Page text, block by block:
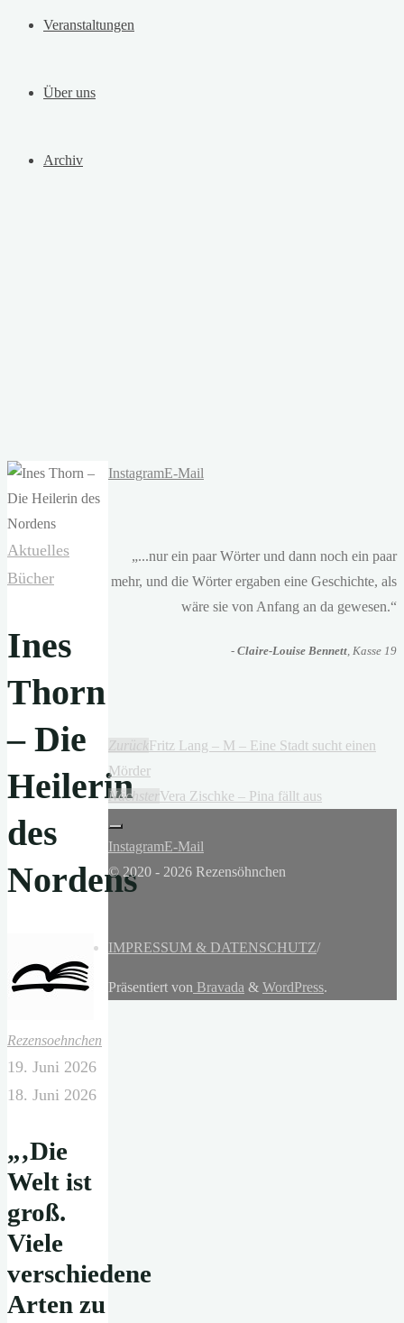
Veranstaltungen
Über uns
Archiv
Aktuelles
Bücher
Ines
Thorn
– Die
Heilerin
des
Nordens
Rezensoehnchen
19. Juni 2026
18. Juni 2026
„‚Die
Welt ist
groß.
Viele
verschiedene
Arten zu
InstagramE-Mail
„...nur ein paar Wörter und dann noch ein paar
mehr, und die Wörter ergaben eine Geschichte, als
wäre sie von Anfang an da gewesen.“
- Claire-Louise Bennett, Kasse 19
ZurückFritz Lang – M – Eine Stadt sucht einen
Mörder
NächsterVera Zischke – Pina fällt aus
InstagramE-Mail
© 2020 - 2026 Rezensöhnchen
IMPRESSUM & DATENSCHUTZ/
Präsentiert von Bravada & WordPress.